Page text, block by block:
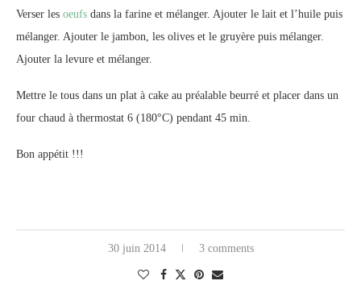
Verser les oeufs dans la farine et mélanger. Ajouter le lait et l’huile puis
mélanger. Ajouter le jambon, les olives et le gruyère puis mélanger.
Ajouter la levure et mélanger.
Mettre le tous dans un plat à cake au préalable beurré et placer dans un
four chaud à thermostat 6 (180°C) pendant 45 min.
Bon appétit !!!
30 juin 2014 3 comments